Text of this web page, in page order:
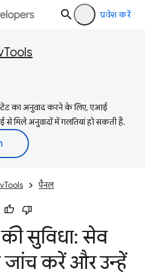
प्रवेश करें
का अनुवाद करने के लिए, एआई
मिले अनुवादों में गलतियां हो सकती हैं.
पैनल
सुविधा: सेव
जांच करें और उन्हें